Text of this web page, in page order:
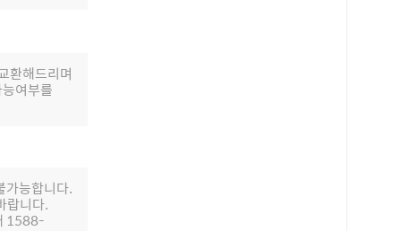
환해드리며
여부를
가능합니다.
랍니다.
1588-